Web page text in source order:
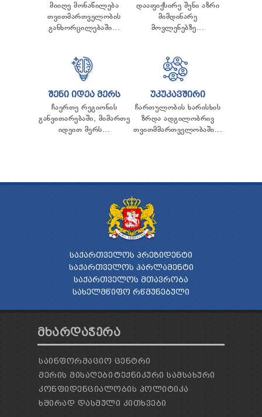
მიიღე მონაწილება
თვითმართველობის
განხორცილებაში...
დააფიქსირე შენი აზრი
მიმდინარე
მოვლენებზე...
ᲨᲔᲜᲘ ᲘᲓᲔᲐ ᲛᲔᲠᲡ
ჩაერთე რეგიონის
განვითარებაში, მიმართე
იდეით მერს...
ᲣᲙᲣᲙᲐᲕᲨᲘᲠᲘ
ჩართულობის ხარისხის
ზრდა ადგილობრივ
თვითმმართველობაში...
ᲡᲐᲥᲐᲠᲗᲕᲔᲚᲝᲡ ᲞᲠᲔᲖᲘᲓᲔᲜᲢᲘ
ᲡᲐᲥᲐᲠᲗᲕᲔᲚᲝᲡ ᲞᲐᲠᲚᲐᲛᲔᲜᲢᲘ
ᲡᲐᲥᲐᲠᲗᲕᲔᲚᲝᲡ ᲛᲗᲐᲕᲠᲝᲑᲐ
ᲡᲐᲮᲔᲚᲛᲬᲘᲤᲝ ᲠᲬᲛᲣᲜᲔᲑᲣᲚᲘ
ᲛᲮᲐᲠᲓᲐᲭᲔᲠᲐ
ᲡᲐᲘᲜᲤᲝᲠᲛᲐᲪᲘᲝ ᲪᲔᲜᲢᲠᲘ
ᲛᲔᲠᲘᲡ ᲛᲘᲡᲐᲦᲔᲑᲘᲢᲔᲥᲜᲘᲙᲣᲠᲘ ᲡᲐᲛᲡᲐᲮᲣᲠᲘ
ᲙᲝᲜᲤᲘᲓᲔᲜᲪᲘᲐᲚᲝᲑᲘᲡ ᲞᲝᲚᲘᲢᲘᲙᲐ
ᲮᲨᲘᲠᲐᲓ ᲓᲐᲡᲛᲣᲚᲘ ᲙᲘᲗᲮᲕᲔᲑᲘ